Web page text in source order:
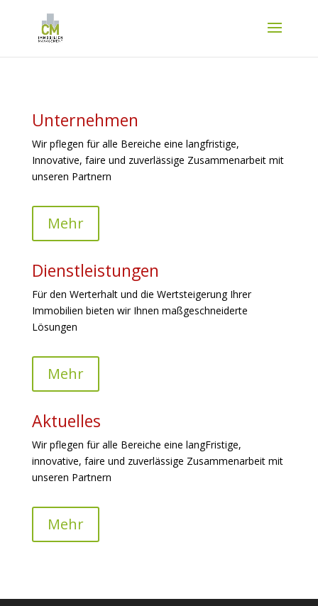
Unternehmen
Wir pflegen für alle Bereiche eine langfristige,
Innovative, faire und zuverlässige Zusammenarbeit mit
unseren Partnern
Mehr
Dienstleistungen
Für den Werterhalt und die Wertsteigerung Ihrer
Immobilien bieten wir Ihnen maßgeschneiderte
Lösungen
Mehr
Aktuelles
Wir pflegen für alle Bereiche eine langFristige,
innovative, faire und zuverlässige Zusammenarbeit mit
unseren Partnern
Mehr